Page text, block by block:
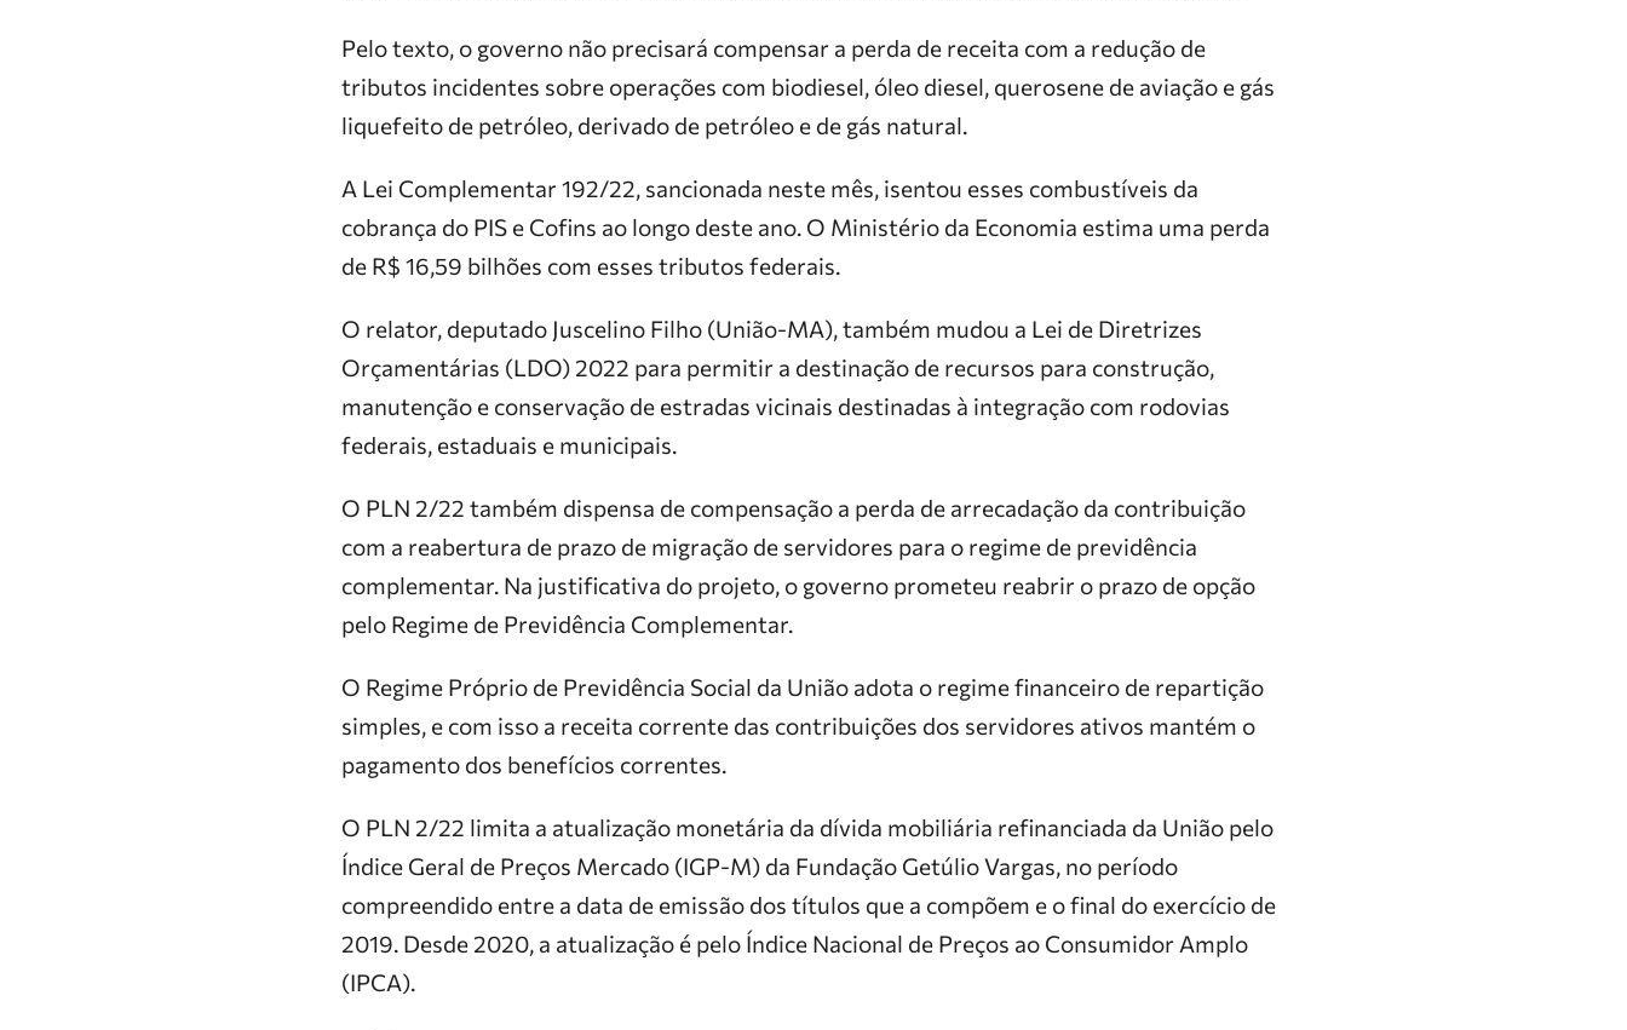
Pelo texto, o governo não precisará compensar a perda de receita com a redução de
tributos incidentes sobre operações com biodiesel, óleo diesel, querosene de aviação e gás
liquefeito de petróleo, derivado de petróleo e de gás natural.
A Lei Complementar 192/22, sancionada neste mês, isentou esses combustíveis da
cobrança do PIS e Cofins ao longo deste ano. O Ministério da Economia estima uma perda
de R$ 16,59 bilhões com esses tributos federais.
O relator, deputado Juscelino Filho (União-MA), também mudou a Lei de Diretrizes
Orçamentárias (LDO) 2022 para permitir a destinação de recursos para construção,
manutenção e conservação de estradas vicinais destinadas à integração com rodovias
federais, estaduais e municipais.
O PLN 2/22 também dispensa de compensação a perda de arrecadação da contribuição
com a reabertura de prazo de migração de servidores para o regime de previdência
complementar. Na justificativa do projeto, o governo prometeu reabrir o prazo de opção
pelo Regime de Previdência Complementar.
O Regime Próprio de Previdência Social da União adota o regime financeiro de repartição
simples, e com isso a receita corrente das contribuições dos servidores ativos mantém o
pagamento dos benefícios correntes.
O PLN 2/22 limita a atualização monetária da dívida mobiliária refinanciada da União pelo
Índice Geral de Preços Mercado (IGP-M) da Fundação Getúlio Vargas, no período
compreendido entre a data de emissão dos títulos que a compõem e o final do exercício de
2019. Desde 2020, a atualização é pelo Índice Nacional de Preços ao Consumidor Amplo
(IPCA).